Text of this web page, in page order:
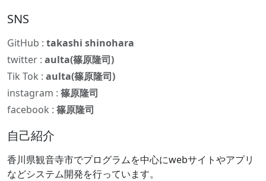
SNS
GitHub : takashi shinohara
twitter : aulta(篠原隆司)
Tik Tok : aulta(篠原隆司)
instagram : 篠原隆司
facebook : 篠原隆司
自己紹介
香川県観音寺市でプログラムを中心にwebサイトやアプリ
などシステム開発を行っています。